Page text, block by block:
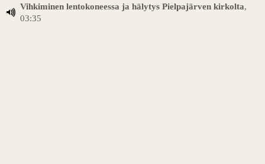
Vihkiminen lentokoneessa ja hälytys Pielpajärven kirkolta,
03:35